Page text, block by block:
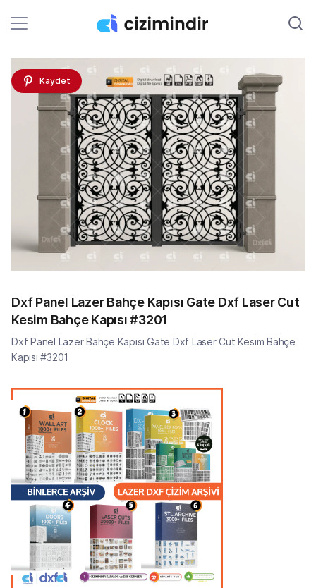
Kaydet
Dxf Panel Lazer Bahçe Kapısı Gate Dxf Laser Cut
Kesim Bahçe Kapısı #3201
Dxf Panel Lazer Bahçe Kapısı Gate Dxf Laser Cut Kesim Bahçe
Kapısı #3201